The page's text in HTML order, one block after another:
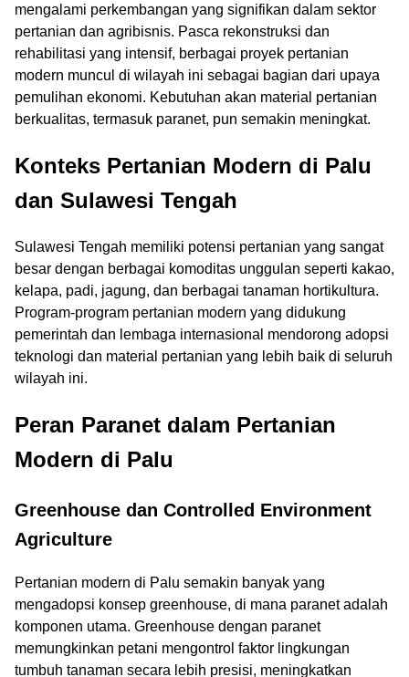
mengalami perkembangan yang signifikan dalam sektor
pertanian dan agribisnis. Pasca rekonstruksi dan
rehabilitasi yang intensif, berbagai proyek pertanian
modern muncul di wilayah ini sebagai bagian dari upaya
pemulihan ekonomi. Kebutuhan akan material pertanian
berkualitas, termasuk paranet, pun semakin meningkat.
Konteks Pertanian Modern di Palu
dan Sulawesi Tengah
Sulawesi Tengah memiliki potensi pertanian yang sangat
besar dengan berbagai komoditas unggulan seperti kakao,
kelapa, padi, jagung, dan berbagai tanaman hortikultura.
Program-program pertanian modern yang didukung
pemerintah dan lembaga internasional mendorong adopsi
teknologi dan material pertanian yang lebih baik di seluruh
wilayah ini.
Peran Paranet dalam Pertanian
Modern di Palu
Greenhouse dan Controlled Environment
Agriculture
Pertanian modern di Palu semakin banyak yang
mengadopsi konsep greenhouse, di mana paranet adalah
komponen utama. Greenhouse dengan paranet
memungkinkan petani mengontrol faktor lingkungan
tumbuh tanaman secara lebih presisi, meningkatkan